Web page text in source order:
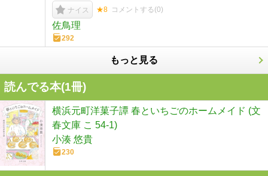
ナイス ★8 コメントする(0)
佐鳥理
292
もっと見る
読んでる本(1冊)
横浜元町洋菓子譚 春といちごのホームメイド (文
春文庫 こ 54-1)
小湊 悠貴
230